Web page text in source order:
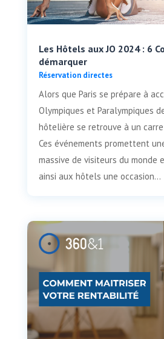
Les Hôtels aux JO 2024 : 6
démarquer
Réservation directes
Alors que Paris se prépare à
Olympiques et Paralympiques
hôtelière se retrouve à un
Ces événements promettent
massive de visiteurs du monde
ainsi aux hôtels une occasion...